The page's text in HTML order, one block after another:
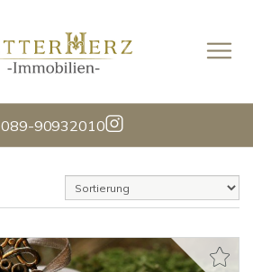
089-90932010